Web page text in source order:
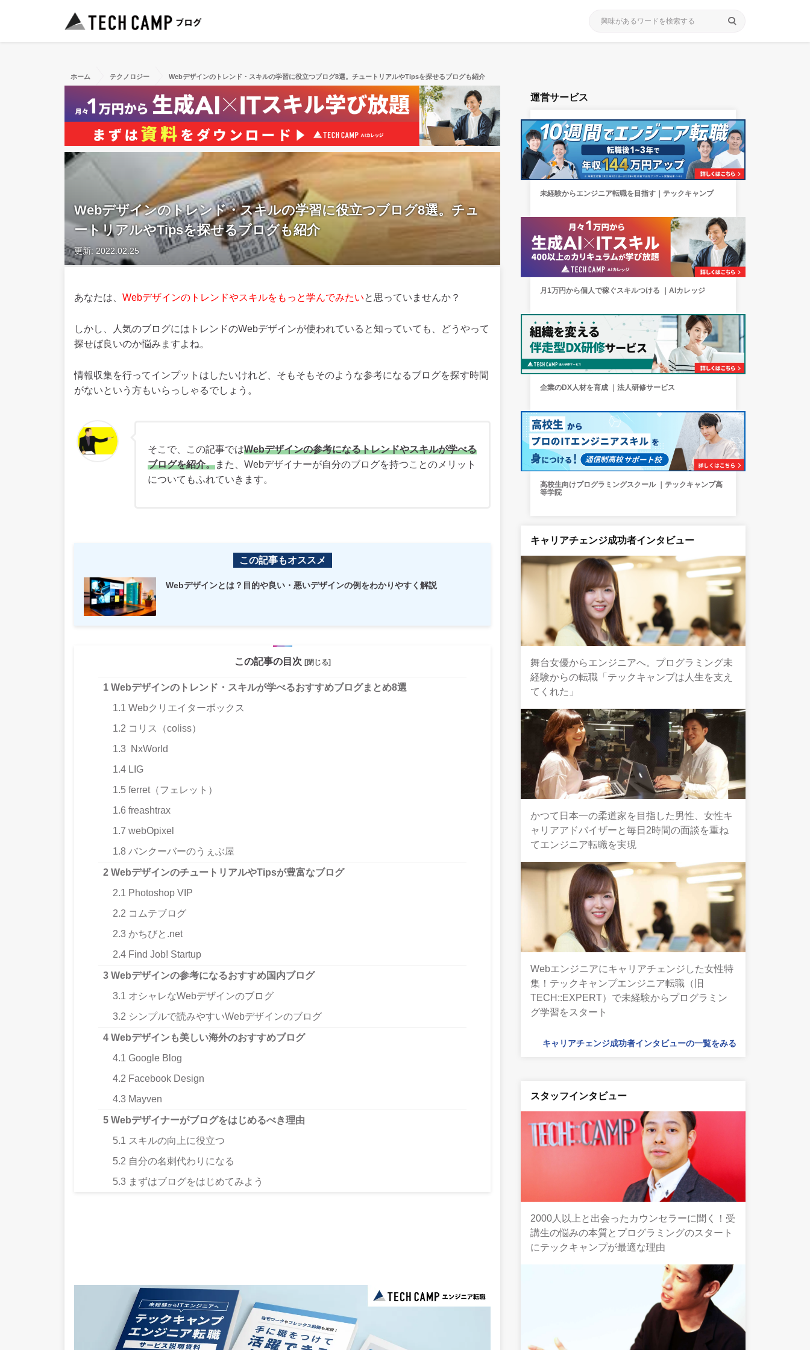
search
ホーム テクノロジー Webデザインのトレンド・スキルの学習に役立つブログ8選。チュートリアルやTipsを探せるブログも紹介
Webデザインのトレンド・スキルの学習に役立つブログ8選。チュ
ートリアルやTipsを探せるブログも紹介
更新: 2022.02.25
あなたは、 Webデザインのトレンドやスキルをもっと学んでみたいと思っていませんか？
しかし、人気のブログにはトレンドのWebデザインが使われていると知っていても、どうやって
探せば良いのか悩みますよね。
情報収集を行ってインプットはしたいけれど、そもそもそのような参考になるブログを探す時間
がないという方もいらっしゃるでしょう。
そこで、この記事ではWebデザインの参考になるトレンドやスキルが学べる
ブログを紹介。また、Webデザイナーが自分のブログを持つことのメリット
についてもふれていきます。
この記事もオススメ
Webデザインとは？目的や良い・悪いデザインの例をわかりやすく解説
この記事の目次 [閉じる]
1 Webデザインのトレンド・スキルが学べるおすすめブログまとめ8選
1.1 Webクリエイターボックス
1.2 コリス（coliss）
1.3 NxWorld
1.4 LIG
1.5 ferret（フェレット）
1.6 freashtrax
1.7 webOpixel
1.8 バンクーバーのうぇぶ屋
2 WebデザインのチュートリアルやTipsが豊富なブログ
2.1 Photoshop VIP
2.2 コムテブログ
2.3 かちびと.net
2.4 Find Job! Startup
3 Webデザインの参考になるおすすめ国内ブログ
3.1 オシャレなWebデザインのブログ
3.2 シンプルで読みやすいWebデザインのブログ
4 Webデザインも美しい海外のおすすめブログ
4.1 Google Blog
4.2 Facebook Design
4.3 Mayven
5 Webデザイナーがブログをはじめるべき理由
5.1 スキルの向上に役立つ
5.2 自分の名刺代わりになる
5.3 まずはブログをはじめてみよう
運営サービス
未経験からエンジニア転職を目指す｜テックキャンプ
月1万円から個人で稼ぐスキルつける ｜AIカレッジ
企業のDX人材を育成 ｜法人研修サービス
高校生向けプログラミングスクール ｜テックキャンプ高
等学院
キャリアチェンジ成功者インタビュー
舞台女優からエンジニアへ。プログラミング未
経験からの転職「テックキャンプは人生を支え
てくれた」
かつて日本一の柔道家を目指した男性、女性キ
ャリアアドバイザーと毎日2時間の面談を重ね
てエンジニア転職を実現
Webエンジニアにキャリアチェンジした女性特
集！テックキャンプエンジニア転職（旧
TECH::EXPERT）で未経験からプログラミン
グ学習をスタート
キャリアチェンジ成功者インタビューの一覧をみる
スタッフインタビュー
2000人以上と出会ったカウンセラーに聞く！受
講生の悩みの本質とプログラミングのスタート
にテックキャンプが最適な理由